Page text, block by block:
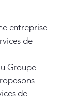
entreprise
de
Groupe
de